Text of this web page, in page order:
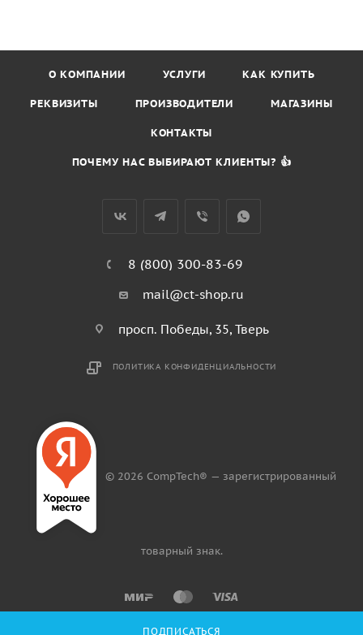
ПОДПИСАТЬСЯ
О КОМПАНИИ УСЛУГИ КАК КУПИТЬ
РЕКВИЗИТЫ ПРОИЗВОДИТЕЛИ МАГАЗИНЫ
КОНТАКТЫ
ПОЧЕМУ НАС ВЫБИРАЮТ КЛИЕНТЫ? 👍
8 (800) 300-83-69
mail@ct-shop.ru
просп. Победы, 35, Тверь
ПОЛИТИКА КОНФИДЕНЦИАЛЬНОСТИ
© 2026 CompTech® — зарегистрированный
товарный знак.